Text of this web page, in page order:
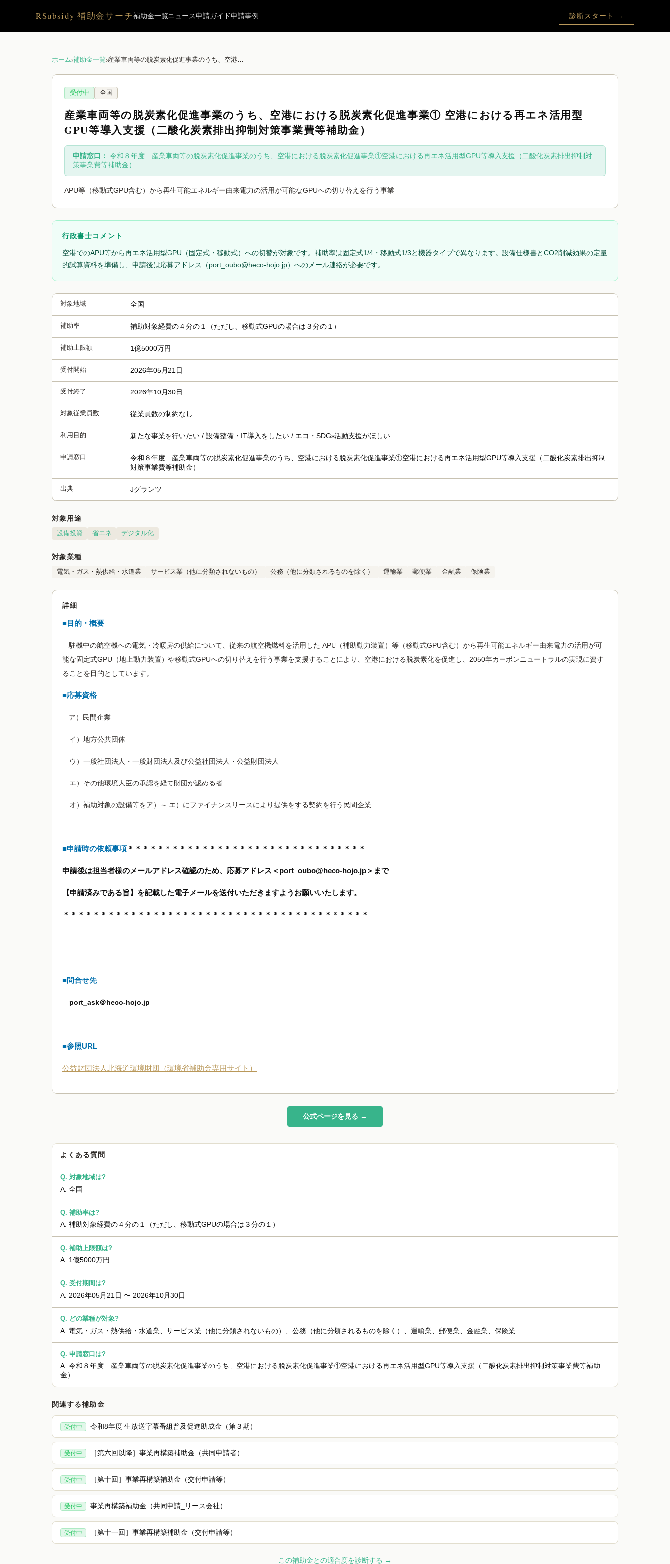
RSubsidy 補助金サーチ補助金一覧ニュース申請ガイド申請事例 診断スタート →
ホーム›補助金一覧› 産業車両等の脱炭素化促進事業のうち、空港における脱炭素化促進事業① 空港における再エネ活用型GPU等導入支援（二酸化炭素排出抑制対策事業費等補助金）
受付中 全国
産業車両等の脱炭素化促進事業のうち、空港における脱炭素化促進事業① 空港における再エネ活用型
GPU等導入支援（二酸化炭素排出抑制対策事業費等補助金）
申請窓口： 令和８年度 産業車両等の脱炭素化促進事業のうち、空港における脱炭素化促進事業①空港における再エネ活用型GPU等導入支援（二酸化炭素排出抑制対
策事業費等補助金）
APU等（移動式GPU含む）から再生可能エネルギー由来電力の活用が可能なGPUへの切り替えを行う事業
行政書士コメント
空港でのAPU等から再エネ活用型GPU（固定式・移動式）への切替が対象です。補助率は固定式1/4・移動式1/3と機器タイプで異なります。設備仕様書とCO2削減効果の定量
的試算資料を準備し、申請後は応募アドレス（port_oubo@heco-hojo.jp）へのメール連絡が必要です。
対象地域 全国
補助率 補助対象経費の４分の１（ただし、移動式GPUの場合は３分の１）
補助上限額 1億5000万円
受付開始 2026年05月21日
受付終了 2026年10月30日
対象従業員数 従業員数の制約なし
利用目的 新たな事業を行いたい / 設備整備・IT導入をしたい / エコ・SDGs活動支援がほしい
申請窓口
令和８年度 産業車両等の脱炭素化促進事業のうち、空港における脱炭素化促進事業①空港における再エネ活用型GPU等導入支援（二酸化炭素排出抑制
対策事業費等補助金）
出典 Jグランツ
対象用途
設備投資 省エネ デジタル化
対象業種
電気・ガス・熱供給・水道業 サービス業（他に分類されないもの） 公務（他に分類されるものを除く） 運輸業 郵便業 金融業 保険業
詳細
■目的・概要
駐機中の航空機への電気・冷暖房の供給について、従来の航空機燃料を活用した APU（補助動力装置）等（移動式GPU含む）から再生可能エネルギー由来電力の活用が可
能な固定式GPU（地上動力装置）や移動式GPUへの切り替えを行う事業を支援することにより、空港における脱炭素化を促進し、2050年カーボンニュートラルの実現に資す
ることを目的としています。
■応募資格
ア）民間企業
イ）地方公共団体
ウ）一般社団法人・一般財団法人及び公益社団法人・公益財団法人
エ）その他環境大臣の承認を経て財団が認める者
オ）補助対象の設備等をア）～ エ）にファイナンスリースにより提供をする契約を行う民間企業
■申請時の依頼事項 ＊＊＊＊＊＊＊＊＊＊＊＊＊＊＊＊＊＊＊＊＊＊＊＊＊＊＊＊＊＊＊＊
申請後は担当者様のメールアドレス確認のため、応募アドレス＜port_oubo@heco-hojo.jp＞まで
【申請済みである旨】を記載した電子メールを送付いただきますようお願いいたします。
＊＊＊＊＊＊＊＊＊＊＊＊＊＊＊＊＊＊＊＊＊＊＊＊＊＊＊＊＊＊＊＊＊＊＊＊＊＊＊＊＊
■問合せ先
port_ask＠heco-hojo.jp
■参照URL
公益財団法人北海道環境財団（環境省補助金専用サイト）
公式ページを見る →
よくある質問
Q. 対象地域は?
A. 全国
Q. 補助率は?
A. 補助対象経費の４分の１（ただし、移動式GPUの場合は３分の１）
Q. 補助上限額は?
A. 1億5000万円
Q. 受付期間は?
A. 2026年05月21日 〜 2026年10月30日
Q. どの業種が対象?
A. 電気・ガス・熱供給・水道業、サービス業（他に分類されないもの）、公務（他に分類されるものを除く）、運輸業、郵便業、金融業、保険業
Q. 申請窓口は?
A. 令和８年度 産業車両等の脱炭素化促進事業のうち、空港における脱炭素化促進事業①空港における再エネ活用型GPU等導入支援（二酸化炭素排出抑制対策事業費等補助
金）
関連する補助金
受付中 令和8年度 生放送字幕番組普及促進助成金（第３期）
受付中 ［第六回以降］事業再構築補助金（共同申請者）
受付中 ［第十回］事業再構築補助金（交付申請等）
受付中 事業再構築補助金（共同申請_リース会社）
受付中 ［第十一回］事業再構築補助金（交付申請等）
この補助金との適合度を診断する →